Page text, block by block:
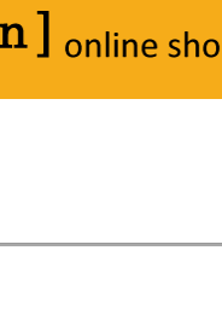
順
着順
古い順 価格が